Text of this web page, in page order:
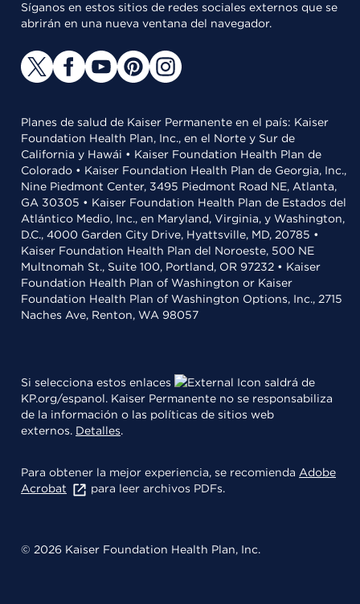
Síganos en estos sitios de redes sociales externos que se
abrirán en una nueva ventana del navegador.
Planes de salud de Kaiser Permanente en el país: Kaiser
Foundation Health Plan, Inc., en el Norte y Sur de
California y Hawái • Kaiser Foundation Health Plan de
Colorado • Kaiser Foundation Health Plan de Georgia, Inc.,
Nine Piedmont Center, 3495 Piedmont Road NE, Atlanta,
GA 30305 • Kaiser Foundation Health Plan de Estados del
Atlántico Medio, Inc., en Maryland, Virginia, y Washington,
D.C., 4000 Garden City Drive, Hyattsville, MD, 20785 •
Kaiser Foundation Health Plan del Noroeste, 500 NE
Multnomah St., Suite 100, Portland, OR 97232 • Kaiser
Foundation Health Plan of Washington or Kaiser
Foundation Health Plan of Washington Options, Inc., 2715
Naches Ave, Renton, WA 98057
Si selecciona estos enlaces
saldrá de
KP.org/espanol. Kaiser Permanente no se responsabiliza
de la información o las políticas de sitios web
externos. Detalles.
Para obtener la mejor experiencia, se recomienda Adobe
Acrobat
para leer archivos PDFs.
© 2026 Kaiser Foundation Health Plan, Inc.